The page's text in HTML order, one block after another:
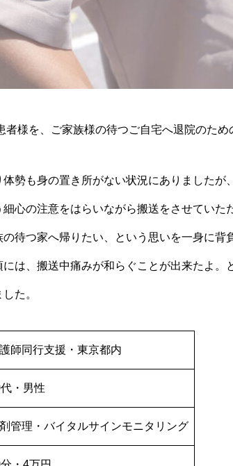
者様を、ご家族様の待つご自宅へ退院のため
勢も身の置き所がない状況にありましたが
心の注意をはらいながら搬送をさせていた
待つ家へ帰りたい、という思いを一身に背
は、搬送中痛みが和らぐことが出来たよ。
た。
師同行支援・東京都内
・男性
管理・バイタルサインモニタリング